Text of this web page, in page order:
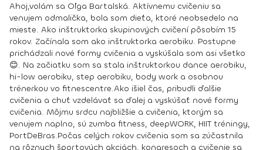
Ahoj,volám sa Oľga Bartalská. Aktívnemu cvičeniu sa
venujem odmalička, bola som dieťa, ktoré neobsedelo na
mieste. Ako inštruktorka skupinových cvičení pôsobím 15
rokov. Začínala som ako inštruktorka aerobiku. Postupne
prichádzali nové formy cvičenia a vyskúšala som asi všetko
😊. Na začiatku som sa stala inštruktorkou dance aerobiku,
hi-low aerobiku, step aerobiku, body work a osobnou
trénerkou vo fitnescentre.Ako išiel čas, pribudli ďalšie
cvičenia a chuť vzdelávať sa ďalej a vyskúšať nové formy
cvičenia. Môjmu srdcu najbližšie a cvičenia, ktorým sa
venujem naplno, sú zumba fitness, deepWORK, HIIT tréningy,
PortDeBras.Počas celých rokov cvičenia som sa zúčastnila
na rôznych športových akciách, kongresoch a cvičenie sa